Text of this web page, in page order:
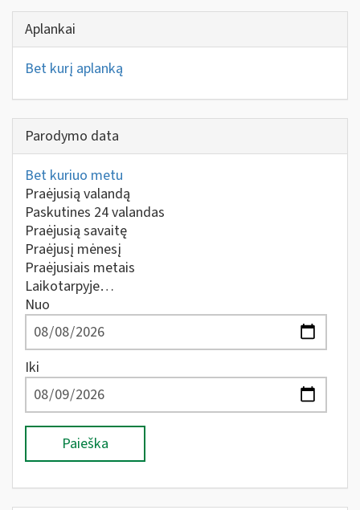
Aplankai
Bet kurį aplanką
Parodymo data
Bet kuriuo metu
Praėjusią valandą
Paskutines 24 valandas
Praėjusią savaitę
Praėjusį mėnesį
Praėjusiais metais
Laikotarpyje…
Nuo
Iki
Paieška